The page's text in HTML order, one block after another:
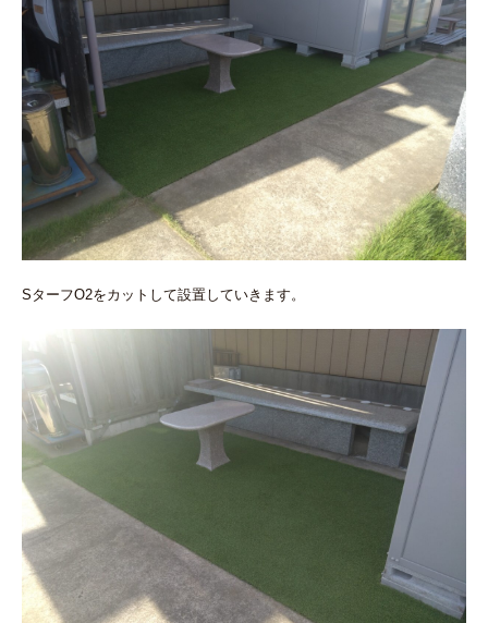
SターフO2をカットして設置していきます。